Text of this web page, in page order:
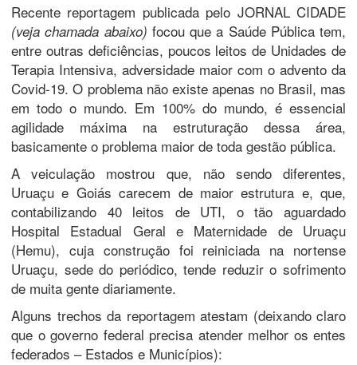
Recente reportagem publicada pelo JORNAL CIDADE
(veja chamada abaixo) focou que a Saúde Pública tem,
entre outras deficiências, poucos leitos de Unidades de
Terapia Intensiva, adversidade maior com o advento da
Covid-19. O problema não existe apenas no Brasil, mas
em todo o mundo. Em 100% do mundo, é essencial
agilidade máxima na estruturação dessa área,
basicamente o problema maior de toda gestão pública.
A veiculação mostrou que, não sendo diferentes,
Uruaçu e Goiás carecem de maior estrutura e, que,
contabilizando 40 leitos de UTI, o tão aguardado
Hospital Estadual Geral e Maternidade de Uruaçu
(Hemu), cuja construção foi reiniciada na nortense
Uruaçu, sede do periódico, tende reduzir o sofrimento
de muita gente diariamente.
Alguns trechos da reportagem atestam (deixando claro
que o governo federal precisa atender melhor os entes
federados – Estados e Municípios):